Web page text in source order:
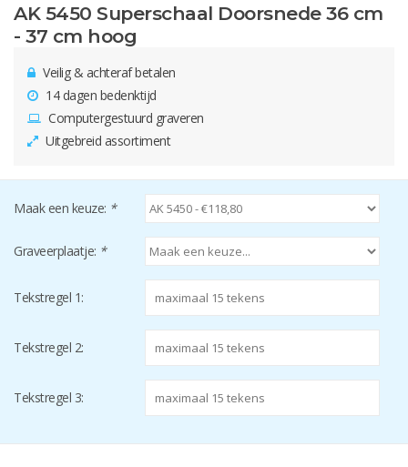
AK 5450 Superschaal Doorsnede 36 cm
- 37 cm hoog
Veilig & achteraf betalen
14 dagen bedenktijd
Computergestuurd graveren
Uitgebreid assortiment
Maak een keuze: *
Graveerplaatje: *
Tekstregel 1:
Tekstregel 2:
Tekstregel 3: